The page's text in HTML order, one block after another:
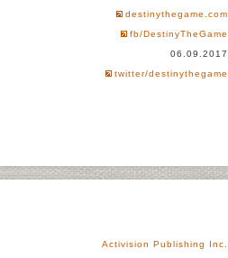
destinythegame.com
fb/DestinyTheGame
06.09.2017
twitter/destinythegame
Activision Publishing Inc.